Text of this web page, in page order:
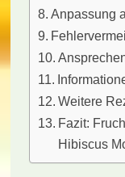
Anpassung
Weitere
Fazit:
Hibiscus